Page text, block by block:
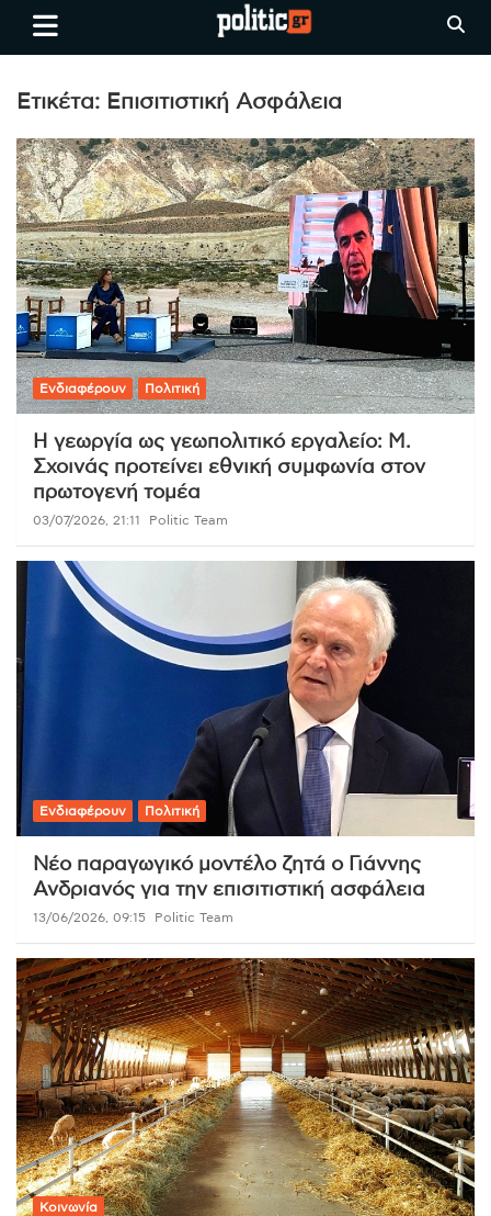
Skip
Ειδήσεις απο τη
Θεσσαλονίκη, την Ελλάδα και
όλο τον Κόσμο
politic.gr
Ετικέτα: Επισιτιστική Ασφάλεια
Ενδιαφέρουν Πολιτική
Η γεωργία ως γεωπολιτικό εργαλείο: Μ.
Σχοινάς προτείνει εθνική συμφωνία στον
πρωτογενή τομέα
03/07/2026, 21:11 Politic Team
Ενδιαφέρουν Πολιτική
Νέο παραγωγικό μοντέλο ζητά ο Γιάννης
Ανδριανός για την επισιτιστική ασφάλεια
13/06/2026, 09:15 Politic Team
Κοινωνία